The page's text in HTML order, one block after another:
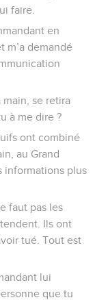
faire.
en
m’a demandé
main, se retira
à me dire ?
ont combiné
au Grand
informations plus
faut pas les
Ils ont
tué. Tout est
lui
que tu